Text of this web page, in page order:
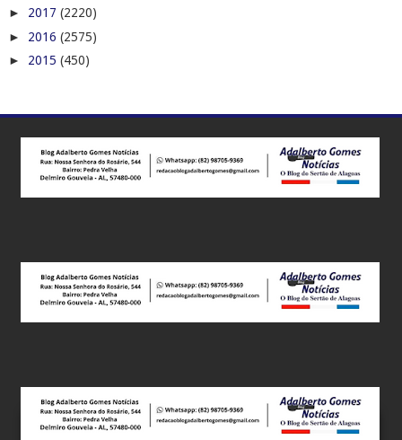
Este site utiliza cookies para melhorar sua experiência e
► 2017 (2220)
► 2016 (2575)
► 2015 (450)